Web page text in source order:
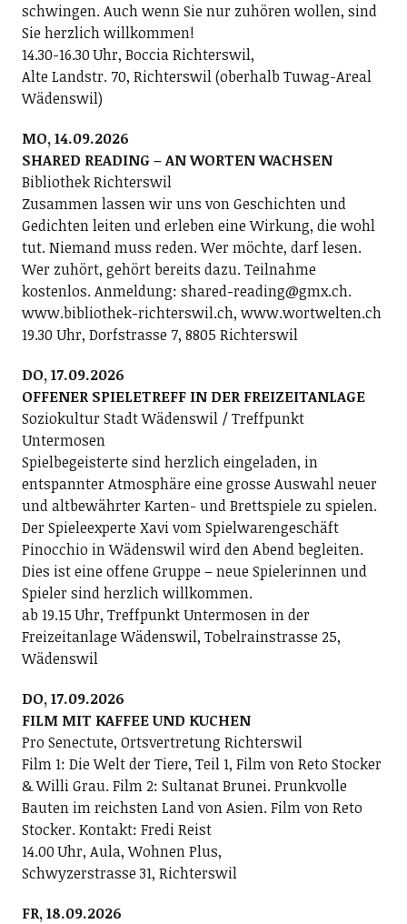
schwingen. Auch wenn Sie nur zuhören wollen, sind
Sie herzlich willkommen!
14.30-16.30 Uhr, Boccia Richterswil,
Alte Landstr. 70, Richterswil (oberhalb Tuwag-Areal
Wädenswil)
MO, 14.09.2026
SHARED READING – AN WORTEN WACHSEN
Bibliothek Richterswil
Zusammen lassen wir uns von Geschichten und
Gedichten leiten und erleben eine Wirkung, die wohl
tut. Niemand muss reden. Wer möchte, darf lesen.
Wer zuhört, gehört bereits dazu. Teilnahme
kostenlos. Anmeldung: shared-reading@gmx.ch.
www.bibliothek-richterswil.ch, www.wortwelten.ch
19.30 Uhr, Dorfstrasse 7, 8805 Richterswil
DO, 17.09.2026
OFFENER SPIELETREFF IN DER FREIZEITANLAGE
Soziokultur Stadt Wädenswil / Treffpunkt
Untermosen
Spielbegeisterte sind herzlich eingeladen, in
entspannter Atmosphäre eine grosse Auswahl neuer
und altbewährter Karten- und Brettspiele zu spielen.
Der Spieleexperte Xavi vom Spielwarengeschäft
Pinocchio in Wädenswil wird den Abend begleiten.
Dies ist eine offene Gruppe – neue Spielerinnen und
Spieler sind herzlich willkommen.
ab 19.15 Uhr, Treffpunkt Untermosen in der
Freizeitanlage Wädenswil, Tobelrainstrasse 25,
Wädenswil
DO, 17.09.2026
FILM MIT KAFFEE UND KUCHEN
Pro Senectute, Ortsvertretung Richterswil
Film 1: Die Welt der Tiere, Teil 1, Film von Reto Stocker
& Willi Grau. Film 2: Sultanat Brunei. Prunkvolle
Bauten im reichsten Land von Asien. Film von Reto
Stocker. Kontakt: Fredi Reist
14.00 Uhr, Aula, Wohnen Plus,
Schwyzerstrasse 31, Richterswil
FR, 18.09.2026